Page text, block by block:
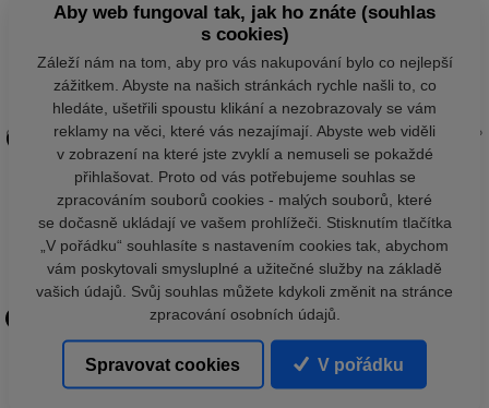
Aby web fungoval tak, jak ho znáte (souhlas
s cookies)
Záleží nám na tom, aby pro vás nakupování bylo co nejlepší
zážitkem. Abyste na našich stránkách rychle našli to, co
hledáte, ušetřili spoustu klikání a nezobrazovaly se vám
reklamy na věci, které vás nezajímají. Abyste web viděli
v zobrazení na které jste zvyklí a nemuseli se pokaždé
přihlašovat. Proto od vás potřebujeme souhlas se
zpracováním souborů cookies - malých souborů, které
se dočasně ukládají ve vašem prohlížeči. Stisknutím tlačítka
„V pořádku“ souhlasíte s nastavením cookies tak, abychom
vám poskytovali smysluplné a užitečné služby na základě
vašich údajů. Svůj souhlas můžete kdykoli změnit na stránce
zpracování osobních údajů.
Spravovat cookies V pořádku